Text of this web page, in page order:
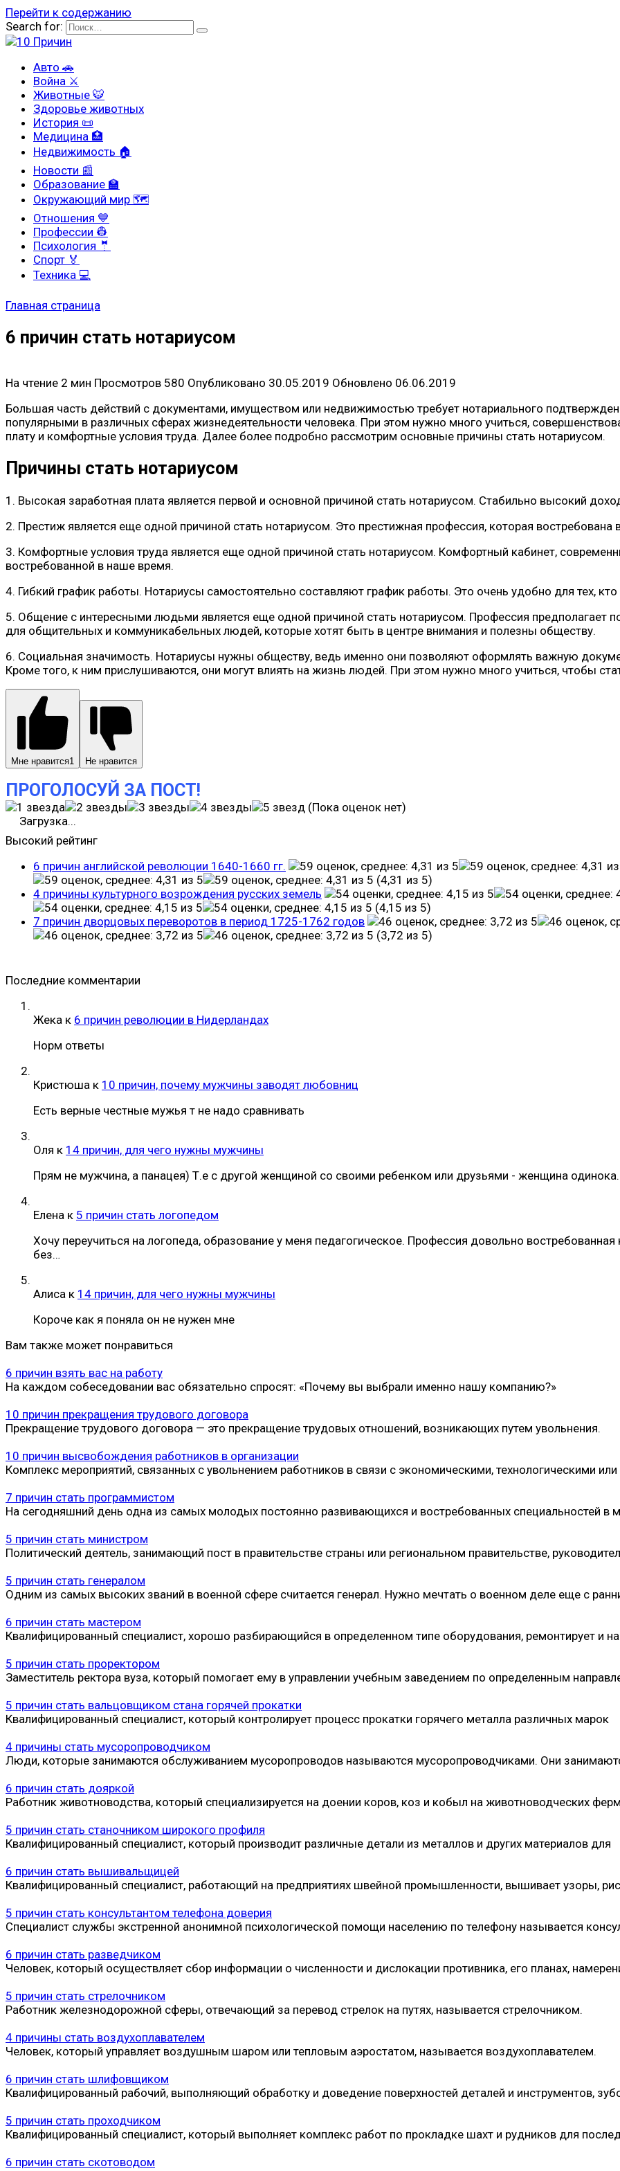
Перейти к содержанию
Search for:
Авто 🚗
Война ⚔
Животные 🐯
Здоровье животных
История 📜
Медицина 🏥
Недвижимость 🏠
Новости 📰
Образование 🏫
Окружающий мир 🗺
Отношения 💙
Профессии 👷
Психология 🤵
Спорт 🏅
Техника 💻
Главная страница
6 причин стать нотариусом
На чтение 2 мин Просмотров 580 Опубликовано 30.05.2019 Обновлено 06.06.2019
Большая часть действий с документами, имуществом или недвижимостью требует нотариального
популярными в различных сферах жизнедеятельности человека. При этом нужно много учиться,
плату и комфортные условия труда. Далее более подробно рассмотрим основные причины стать нотариусом.
Причины стать нотариусом
1. Высокая заработная плата является первой и основной причиной стать нотариусом. Стабильно высокий
2. Престиж является еще одной причиной стать нотариусом. Это престижная профессия, которая
3. Комфортные условия труда является еще одной причиной стать нотариусом. Комфортный кабинет,
востребованной в наше время.
4. Гибкий график работы. Нотариусы самостоятельно составляют график работы. Это очень удобно для тех,
5. Общение с интересными людьми является еще одной причиной стать нотариусом. Профессия предполагает
для общительных и коммуникабельных людей, которые хотят быть в центре внимания и полезны обществу.
6. Социальная значимость. Нотариусы нужны обществу, ведь именно они позволяют оформлять важную
Кроме того, к ним прислушиваются, они могут влиять на жизнь людей. При этом нужно много учиться, чтобы
Мне нравится1 Не нравится
ПРОГОЛОСУЙ ЗА ПОСТ!
(Пока оценок нет)
Загрузка...
Высокий рейтинг
6 причин английской революции 1640-1660 гг.
(4,31 из 5)
4 причины культурного возрождения русских земель
(4,15 из 5)
7 причин дворцовых переворотов в период 1725-1762 годов
(3,72 из 5)
Последние комментарии
Жека к 6 причин революции в Нидерландах
Норм ответы
Кристюша к 10 причин, почему мужчины заводят любовниц
Есть верные честные мужья т не надо сравнивать
Оля к 14 причин, для чего нужны мужчины
Прям не мужчина, а панацея) Т.е с другой женщиной со своими ребенком или друзьями - женщина одинока.
Елена к 5 причин стать логопедом
Хочу переучиться на логопеда, образование у меня педагогическое. Профессия довольно
без…
Алиса к 14 причин, для чего нужны мужчины
Короче как я поняла он не нужен мне
Вам также может понравиться
6 причин взять вас на работу
На каждом собеседовании вас обязательно спросят: «Почему вы выбрали именно нашу компанию?»
10 причин прекращения трудового договора
Прекращение трудового договора — это прекращение трудовых отношений, возникающих путем увольнения.
10 причин высвобождения работников в организации
Комплекс мероприятий, связанных с увольнением работников в связи с экономическими, технологическими или
7 причин стать программистом
На сегодняшний день одна из самых молодых постоянно развивающихся и востребованных специальностей в
5 причин стать министром
Политический деятель, занимающий пост в правительстве страны или региональном правительстве,
5 причин стать генералом
Одним из самых высоких званий в военной сфере считается генерал. Нужно мечтать о военном деле еще с
6 причин стать мастером
Квалифицированный специалист, хорошо разбирающийся в определенном типе оборудования, ремонтирует и
5 причин стать проректором
Заместитель ректора вуза, который помогает ему в управлении учебным заведением по определенным
5 причин стать вальцовщиком стана горячей прокатки
Квалифицированный специалист, который контролирует процесс прокатки горячего металла различных марок
4 причины стать мусоропроводчиком
Люди, которые занимаются обслуживанием мусоропроводов называются мусоропроводчиками. Они
6 причин стать дояркой
Работник животноводства, который специализируется на доении коров, коз и кобыл на животноводческих
5 причин стать станочником широкого профиля
Квалифицированный специалист, который производит различные детали из металлов и других материалов для
6 причин стать вышивальщицей
Квалифицированный специалист, работающий на предприятиях швейной промышленности, вышивает узоры,
5 причин стать консультантом телефона доверия
Специалист службы экстренной анонимной психологической помощи населению по телефону называется
6 причин стать разведчиком
Человек, который осуществляет сбор информации о численности и дислокации противника, его планах,
5 причин стать стрелочником
Работник железнодорожной сферы, отвечающий за перевод стрелок на путях, называется стрелочником.
4 причины стать воздухоплавателем
Человек, который управляет воздушным шаром или тепловым аэростатом, называется воздухоплавателем.
6 причин стать шлифовщиком
Квалифицированный рабочий, выполняющий обработку и доведение поверхностей деталей и инструментов,
5 причин стать проходчиком
Квалифицированный специалист, который выполняет комплекс работ по прокладке шахт и рудников для
6 причин стать скотоводом